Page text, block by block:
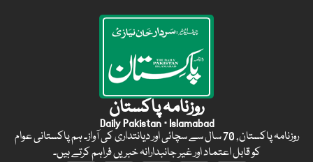
روزنامہ پاکستان
Daily Pakistan · Islamabad
روزنامہ پاکستان, 70 سال سے سچائی اور دیانتداری کی آواز۔ ہم پاکستانی عوام
کو قابل اعتماد اور غیر جانبدارانہ خبریں فراہم کرتے ہیں۔